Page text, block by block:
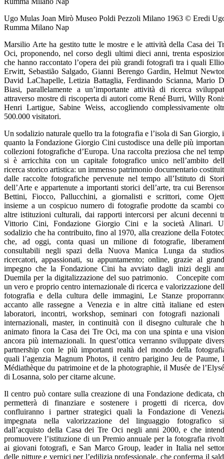
Ugo Mulas Joan Mirò Museo Poldi Pezzoli Milano 1963 © Eredi
Rumma Milano Nap
Marsilio Arte ha gestito tutte le mostre e le attività della Casa dei
Oci, proponendo, nel corso degli ultimi dieci anni, trenta
che hanno raccontato l’opera dei più grandi fotografi tra i quali
Erwitt, Sebastião Salgado, Gianni Berengo Gardin, Helmut
David LaChapelle, Letizia Battaglia, Ferdinando Scianna, Mario
Biasi, parallelamente a un’importante attività di ricerca
attraverso mostre di riscoperta di autori come René Burri, Willy
Henri Lartigue, Sabine Weiss, accogliendo complessivamente
500.000 visitatori.
Un sodalizio naturale quello tra la fotografia e l’isola di San Giorgio,
quanto la Fondazione Giorgio Cini custodisce una delle più
collezioni fotografiche d’Europa. Una raccolta preziosa che nel
si è arricchita con un capitale fotografico unico nell’ambito
ricerca storico artistica: un immenso patrimonio documentario
dalle raccolte fotografiche pervenute nel tempo all’Istituto di
dell’Arte e appartenute a importanti storici dell’arte, tra cui
Bettini, Fiocco, Pallucchini, a giornalisti e scrittori, come
insieme a un cospicuo numero di fotografie prodotte da scambi
altre istituzioni culturali, dai rapporti intercorsi per alcuni decenni
Vittorio Cini, Fondazione Giorgio Cini e la società Alinari.
sodalizio che ha contribuito, fino al 1970, alla creazione della
che, ad oggi, conta quasi un milione di fotografie,
consultabili negli spazi della Nuova Manica Lunga da
ricercatori, appassionati, su appuntamento; online, grazie al
impegno che la Fondazione Cini ha avviato dagli inizi degli
Duemila per la digitalizzazione del suo patrimonio. Concepite
un vero e proprio centro internazionale di ricerca e valorizzazione
fotografia e della cultura delle immagini, Le Stanze
accanto alle rassegne a Venezia e in altre città italiane ed
laboratori, incontri, workshop, seminari con fotografi nazionali
internazionali, master, in continuità con il disegno culturale che
animato finora la Casa dei Tre Oci, ma con una spinta e una
ancora più internazionali. In quest’ottica verranno sviluppate
partnership con le più importanti realtà del mondo della
quali l’agenzia Magnum Photos, il centro parigino Jeu de Paume,
Médiathèque du patrimoine et de la photographie, il Musée de
di Losanna, solo per citarne alcune.
Il centro può contare sulla creazione di una Fondazione dedicata,
permetterà di finanziare e sostenere i progetti di ricerca,
confluiranno i partner strategici quali la Fondazione di
impegnata nella valorizzazione del linguaggio fotografico
dall’acquisto della Casa dei Tre Oci negli anni 2000, e che
promuovere l’istituzione di un Premio annuale per la fotografia
ai giovani fotografi, e San Marco Group, leader in Italia nel
delle pitture e vernici per l’edilizia professionale, che conferma il